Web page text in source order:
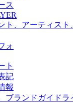
ス
ト、アーティスト
ォ
ト
記
報
ブランドガイドラ